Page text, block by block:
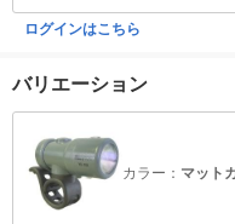
ログインはこちら
バリエーション
カラー： マット